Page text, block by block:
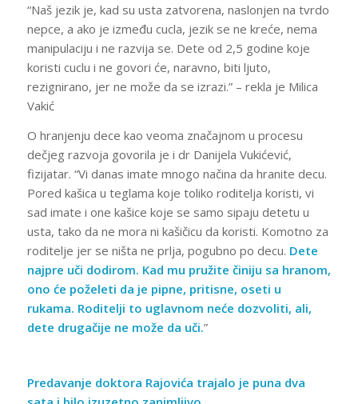
“Naš jezik je, kad su usta zatvorena, naslonjen na tvrdo
nepce, a ako je između cucla, jezik se ne kreće, nema
manipulaciju i ne razvija se. Dete od 2,5 godine koje
koristi cuclu i ne govori će, naravno, biti ljuto,
rezignirano, jer ne može da se izrazi.” – rekla je Milica
Vakić
O hranjenju dece kao veoma značajnom u procesu
dečjeg razvoja govorila je i dr Danijela Vukićević,
fizijatar. “Vi danas imate mnogo načina da hranite decu.
Pored kašica u teglama koje toliko roditelja koristi, vi
sad imate i one kašice koje se samo sipaju detetu u
usta, tako da ne mora ni kašičicu da koristi. Komotno za
roditelje jer se ništa ne prlja, pogubno po decu. Dete
najpre uči dodirom. Kad mu pružite činiju sa hranom,
ono će poželeti da je pipne, pritisne, oseti u
rukama. Roditelji to uglavnom neće dozvoliti, ali,
dete drugačije ne može da uči.”
Predavanje doktora Rajovića trajalo je puna dva